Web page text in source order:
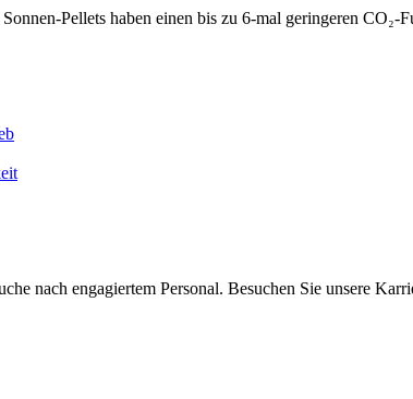
Pellets haben einen bis zu 6-mal geringeren
nach engagiertem Personal. Besuchen Sie unsere